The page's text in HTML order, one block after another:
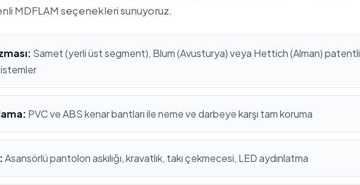
MDFLAM seçenekleri sunuyoruz.
Samet (yerli üst segment), Blum (Avusturya) veya Hettich (Alman) patentli
PVC ve ABS kenar bantları ile neme ve darbeye karşı tam koruma
Asansörlü pantolon askılığı, kravatlık, takı çekmecesi, LED aydınlatma